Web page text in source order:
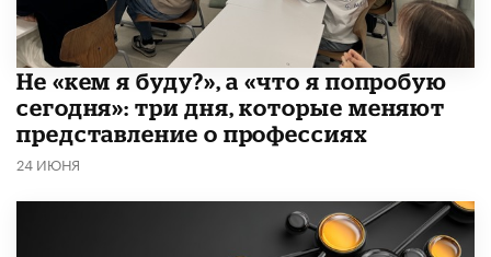
Не «кем я буду?», а «что я попробую
сегодня»: три дня, которые меняют
представление о профессиях
24 ИЮНЯ